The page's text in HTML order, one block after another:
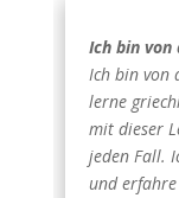
Ich bin
Ich bin von
lerne
mit dieser
jeden Fall.
und